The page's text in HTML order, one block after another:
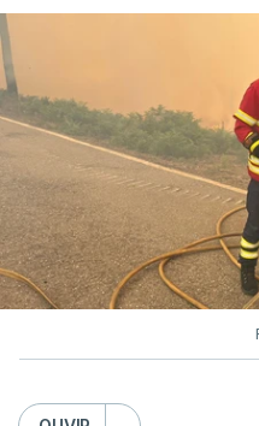
As autoridades
dias ou semanas para
dois mil operacionais
às chamas.